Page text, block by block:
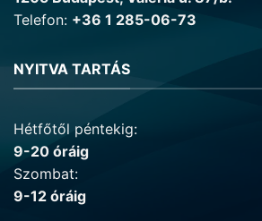
Telefon: +36 1 285-06-73
NYITVA TARTÁS
Hétfőtől péntekig:
9-20 óráig
Szombat:
9-12 óráig